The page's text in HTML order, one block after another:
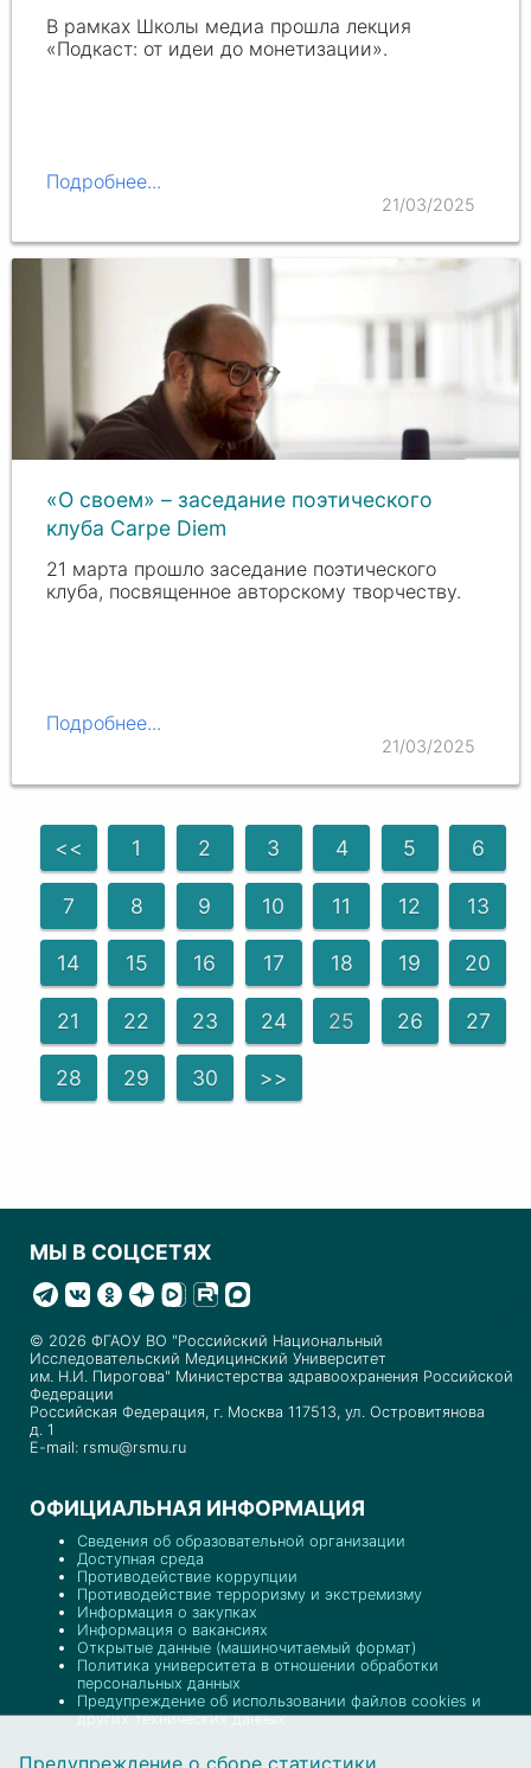
В рамках Школы медиа прошла лекция
«Подкаст: от идеи до монетизации».
Подробнее...
21/03/2025
«О своем» – заседание поэтического
клуба Carpe Diem
21 марта прошло заседание поэтического
клуба, посвященное авторскому творчеству.
Подробнее...
21/03/2025
<< 1 2 3 4 5 6
7 8 9 10 11 12 13
14 15 16 17 18 19 20
21 22 23 24 25 26 27
28 29 30 >>
МЫ В СОЦСЕТЯХ
© 2026 ФГАОУ ВО "Российский Национальный
Исследовательский Медицинский Университет
им. Н.И. Пирогова" Министерства здравоохранения Российской
Федерации
Российская Федерация, г. Москва 117513, ул. Островитянова
д. 1
E-mail: rsmu@rsmu.ru
ОФИЦИАЛЬНАЯ ИНФОРМАЦИЯ
Сведения об образовательной организации
Доступная среда
Противодействие коррупции
Противодействие терроризму и экстремизму
Информация о закупках
Информация о вакансиях
Открытые данные (машиночитаемый формат)
Политика университета в отношении обработки
персональных данных
Предупреждение об использовании файлов cookies и
других технических данных
Предупреждение о сборе статистики